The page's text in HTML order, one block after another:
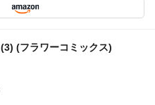
(フラワーコミックス)